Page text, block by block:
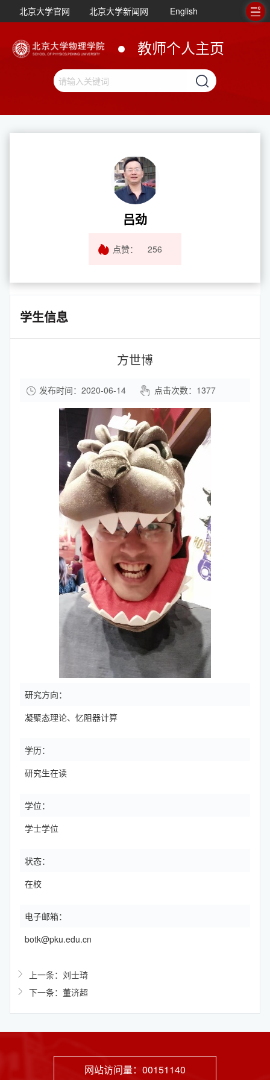
北京大学官网 北京大学新闻网 English
教师个人主页
吕劲
点赞： 256
学生信息
方世博
发布时间：2020-06-14 点击次数： 1377
研究方向：
凝聚态理论、忆阻器计算
学历：
研究生在读
学位：
学士学位
状态：
在校
电子邮箱：
botk@pku.edu.cn
上一条：刘士琦
下一条：董济超
网站访问量： 00151140